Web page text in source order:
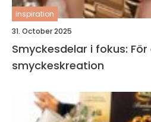
inspiration
31. October 2025
Smyckesdelar i fokus:
smyckeskreation